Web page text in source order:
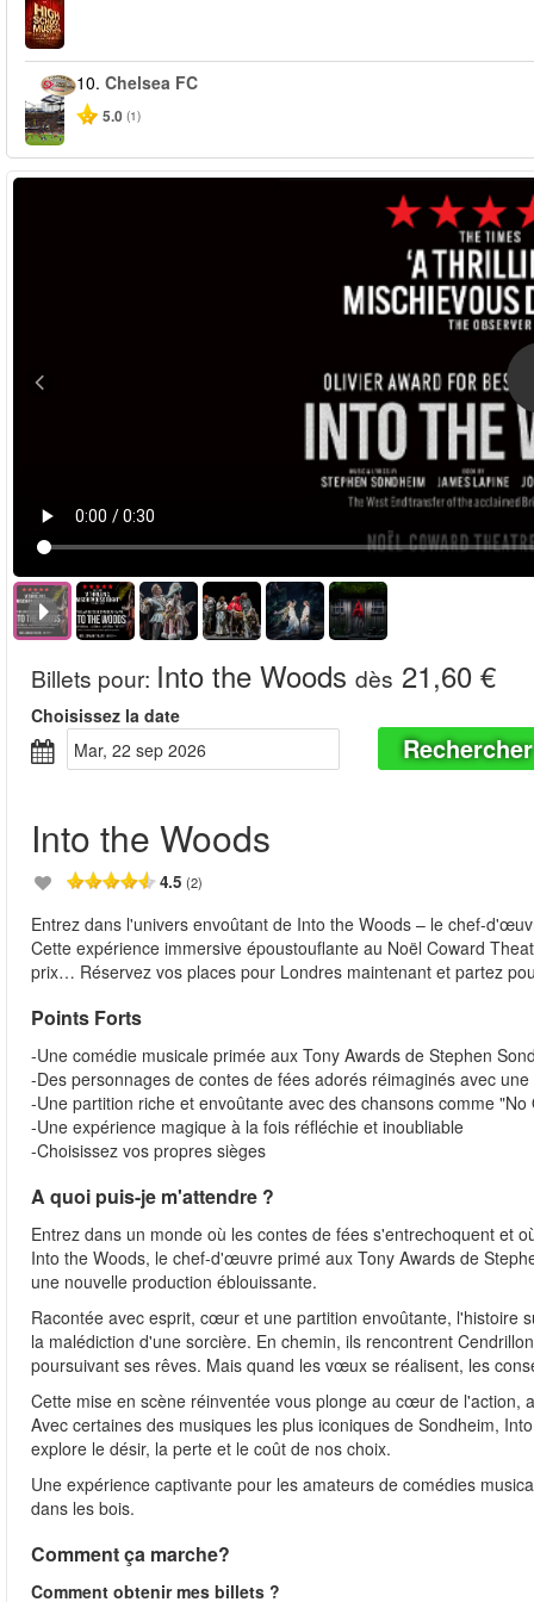
10. Chelsea FC
5.0 (1)
Billets pour: Into the Woods dès 21,60 €
Choisissez la date
mar, 22 sep 2026
Rechercher
Into the Woods
4.5 (2)
Entrez dans l'univers envoûtant de Into the Woods – le chef-
Cette expérience immersive époustouflante au Noël Coward
prix… Réservez vos places pour Londres maintenant et partez
Points Forts
-Une comédie musicale primée aux Tony Awards de Stephen
-Des personnages de contes de fées adorés réimaginés avec
-Une partition riche et envoûtante avec des chansons comme
-Une expérience magique à la fois réfléchie et inoubliable
-Choisissez vos propres sièges
A quoi puis-je m'attendre ?
Entrez dans un monde où les contes de fées s'entrechoquent et
Into the Woods, le chef-d'œuvre primé aux Tony Awards de
une nouvelle production éblouissante.
Racontée avec esprit, cœur et une partition envoûtante, l'histoire
la malédiction d'une sorcière. En chemin, ils rencontrent
poursuivant ses rêves. Mais quand les vœux se réalisent, les
Cette mise en scène réinventée vous plonge au cœur de
Avec certaines des musiques les plus iconiques de Sondheim,
explore le désir, la perte et le coût de nos choix.
Une expérience captivante pour les amateurs de comédies
dans les bois.
Comment ça marche?
Comment obtenir mes billets ?